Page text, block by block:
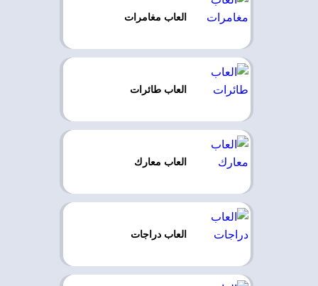
العاب مغامرات
العاب طائرات
العاب معارك
العاب دراجات